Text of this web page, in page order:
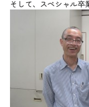
そして、スペシャル卒